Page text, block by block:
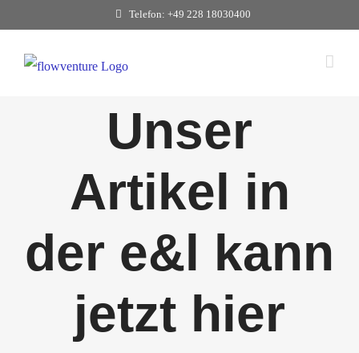
springen
Telefon: +49 228 18030400
Unser
Artikel in
der e&l kann
jetzt hier